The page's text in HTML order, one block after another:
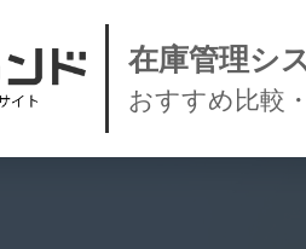
在庫管理シ
おすすめ比較